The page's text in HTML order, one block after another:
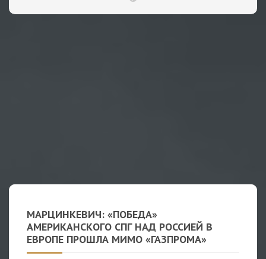
МАРЦИНКЕВИЧ: «ПОБЕДА»
АМЕРИКАНСКОГО СПГ НАД РОССИЕЙ В
ЕВРОПЕ ПРОШЛА МИМО «ГАЗПРОМА»